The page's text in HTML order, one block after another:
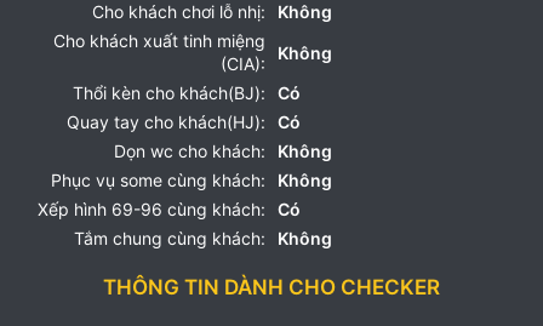
Cho khách chơi lỗ nhị:
Không
Cho khách xuất tinh miệng
(CIA):
Không
Thổi kèn cho khách(BJ):
Có
Quay tay cho khách(HJ):
Có
Dọn wc cho khách:
Không
Phục vụ some cùng khách:
Không
Xếp hình 69-96 cùng khách:
Có
Tắm chung cùng khách:
Không
THÔNG TIN DÀNH CHO CHECKER